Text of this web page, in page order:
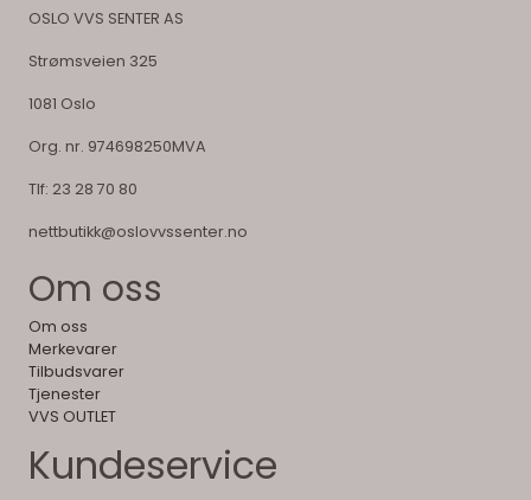
OSLO VVS SENTER AS
Strømsveien 325
1081 Oslo
Org. nr. 974698250MVA
Tlf: 23 28 70 80
nettbutikk@oslovvssenter.no
Om oss
Om oss
Merkevarer
Tilbudsvarer
Tjenester
VVS OUTLET
Kundeservice